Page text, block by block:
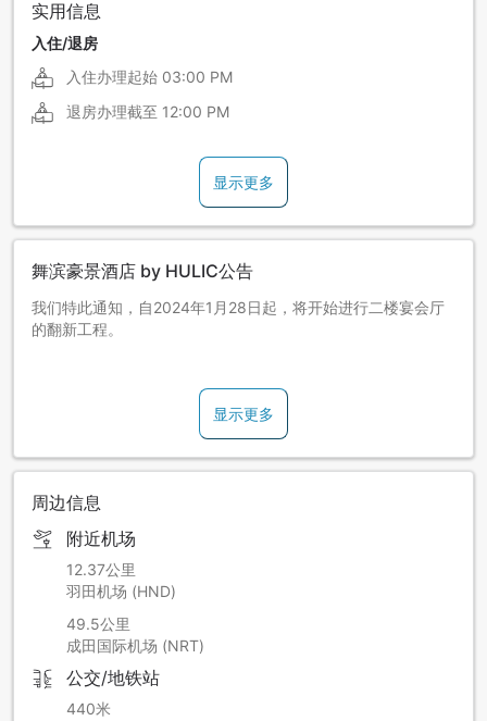
实用信息
入住/退房
入住办理起始 03:00 PM
退房办理截至 12:00 PM
显示更多
舞滨豪景酒店 by HULIC公告
我们特此通知，自2024年1月28日起，将开始进行二楼宴会厅
的翻新工程。
中心和商店）将照常对客人开放。但请注意，在工作时间段内
可能会有部分通行限制、噪音和振动等情况。
非常抱歉给您带来不便和困扰，我们将以最高安全标准，细心
（星期日）预计
※根据工程进展情况，可能会延长工期。
※伴有噪音的工作将在11:00～17:00进行。
※根据工程进展情况，工作时间可能会有变动。
【工程地点】二楼宴会厅：''茉莉''，''薰衣草''，''樱花''
显示更多
周边信息
附近机场
12.37公里
羽田机场 (HND)
49.5公里
成田国际机场 (NRT)
公交/地铁站
440米